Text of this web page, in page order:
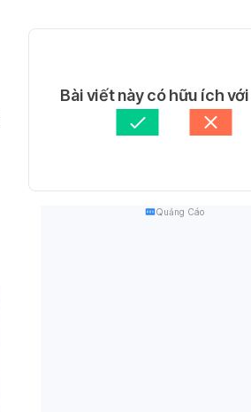
Bài viết này có hữu ích với
Quảng Cáo